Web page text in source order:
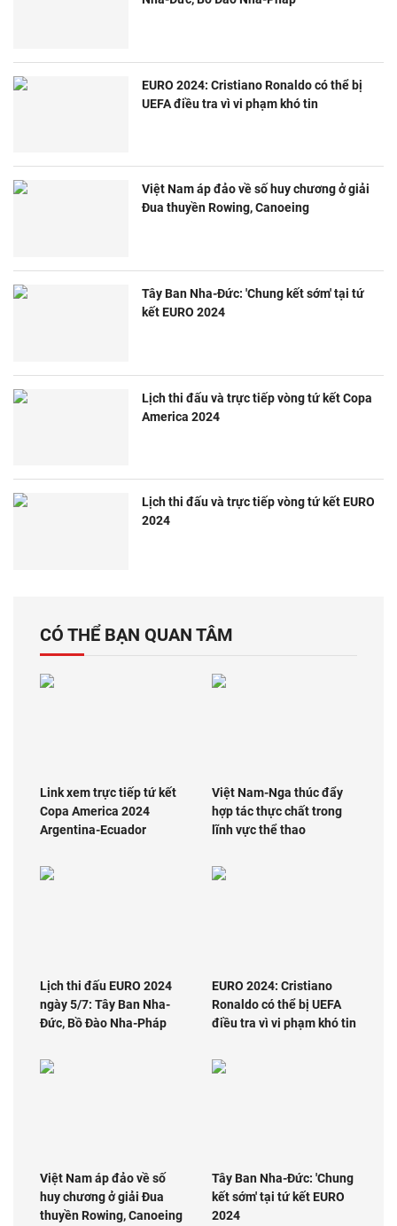
EURO 2024: Cristiano Ronaldo có thể bị
UEFA điều tra vì vi phạm khó tin
Việt Nam áp đảo về số huy chương ở giải
Đua thuyền Rowing, Canoeing
Tây Ban Nha-Đức: 'Chung kết sớm' tại tứ
kết EURO 2024
Lịch thi đấu và trực tiếp vòng tứ kết Copa
America 2024
Lịch thi đấu và trực tiếp vòng tứ kết EURO
2024
CÓ THỂ BẠN QUAN TÂM
Link xem trực tiếp tứ kết
Copa America 2024
Argentina-Ecuador
Việt Nam-Nga thúc đẩy
hợp tác thực chất trong
lĩnh vực thể thao
Lịch thi đấu EURO 2024
ngày 5/7: Tây Ban Nha-
Đức, Bồ Đào Nha-Pháp
EURO 2024: Cristiano
Ronaldo có thể bị UEFA
điều tra vì vi phạm khó tin
Việt Nam áp đảo về số
huy chương ở giải Đua
thuyền Rowing, Canoeing
Tây Ban Nha-Đức: 'Chung
kết sớm' tại tứ kết EURO
2024